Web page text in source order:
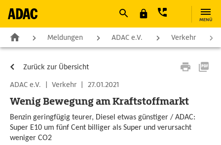
MENÜ
Meldungen ADAC e.V. Verkehr
Zurück zur Übersicht
ADAC e.V.
| Verkehr | 27.01.2021
Wenig Bewegung am Kraftstoffmarkt
Benzin geringfügig teurer, Diesel etwas günstiger / ADAC:
Super E10 um fünf Cent billiger als Super und verursacht
weniger CO2